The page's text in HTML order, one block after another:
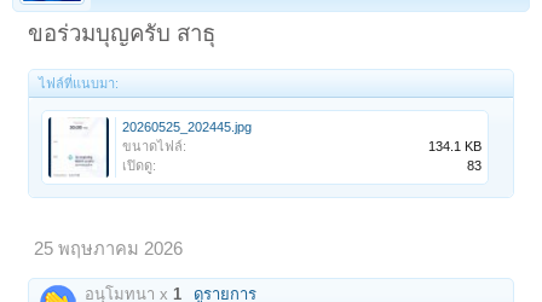
ขอร่วมบุญครับ สาธุ
ไฟล์ที่แนบมา:
20260525_202445.jpg
ขนาดไฟล์:
134.1 KB
เปิดดู:
83
25 พฤษภาคม 2026
อนุโมทนา x 1 ดูรายการ